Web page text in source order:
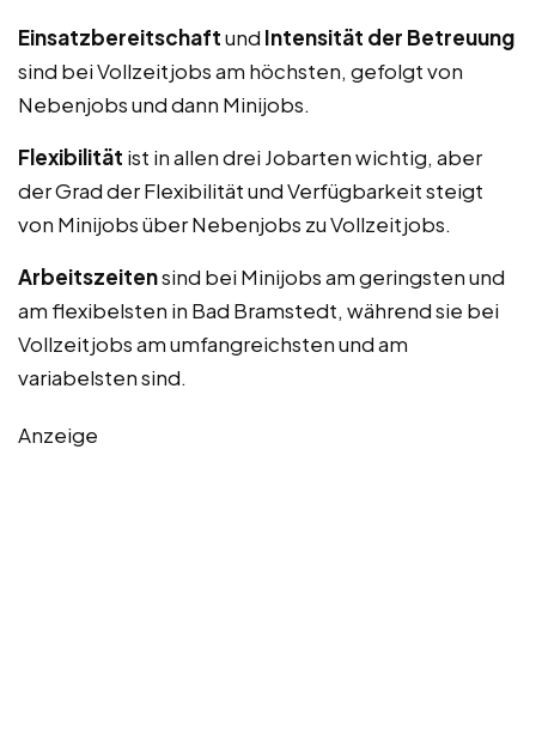
Einsatzbereitschaftund Intensität der Betreuung
sind bei Vollzeitjobs am höchsten, gefolgt von
Nebenjobs und dann Minijobs.
Flexibilität ist in allen drei Jobarten wichtig, aber
der Grad der Flexibilität und Verfügbarkeit steigt
von Minijobs über Nebenjobs zu Vollzeitjobs.
Arbeitszeitensind bei Minijobs am geringsten und
am flexibelsten in Bad Bramstedt, während sie bei
Vollzeitjobs am umfangreichsten und am
variabelsten sind.
Anzeige